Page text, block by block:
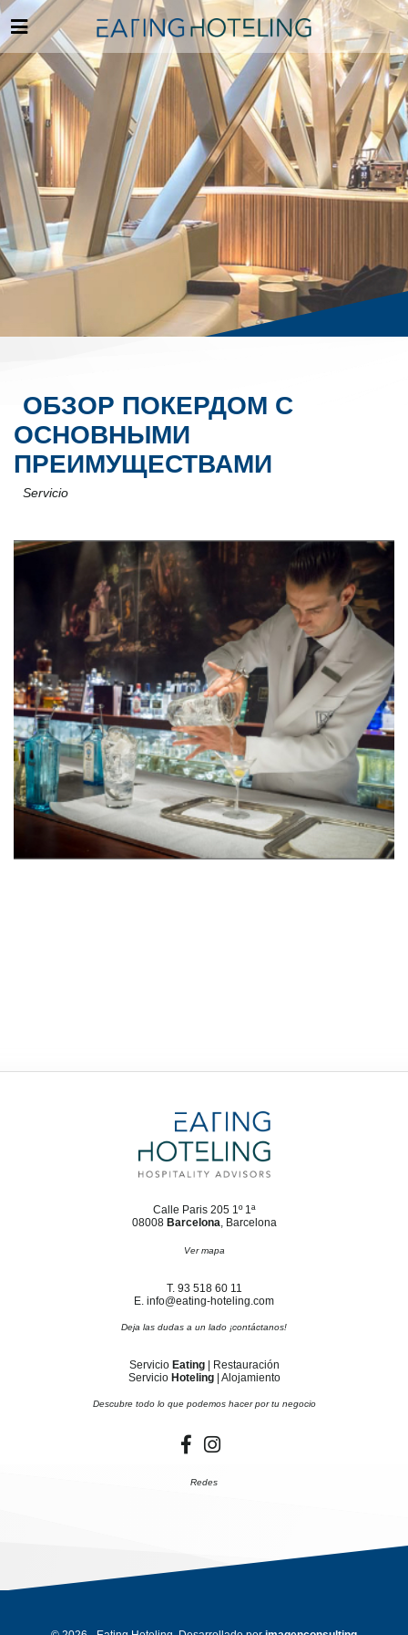
ОБЗОР ПОКЕРДОМ С
ОСНОВНЫМИ
ПРЕИМУЩЕСТВАМИ
Servicio
Calle Paris 205 1º 1ª
08008 Barcelona, Barcelona
Ver mapa
T. 93 518 60 11
E. info@eating-hoteling.com
Deja las dudas a un lado ¡contáctanos!
Servicio Eating| Restauración
Servicio Hoteling| Alojamiento
Descubre todo lo que podemos hacer por tu negocio
Redes